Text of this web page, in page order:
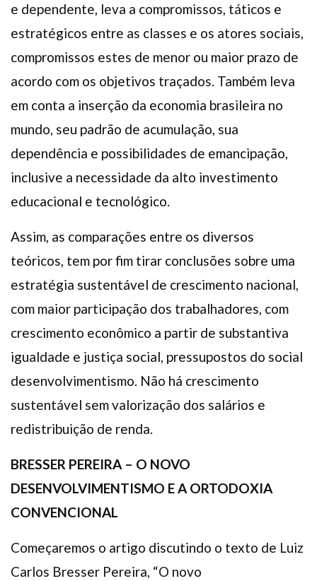
e dependente, leva a compromissos, táticos e
estratégicos entre as classes e os atores sociais,
compromissos estes de menor ou maior prazo de
acordo com os objetivos traçados. Também leva
em conta a inserção da economia brasileira no
mundo, seu padrão de acumulação, sua
dependência e possibilidades de emancipação,
inclusive a necessidade da alto investimento
educacional e tecnológico.
Assim, as comparações entre os diversos
teóricos, tem por fim tirar conclusões sobre uma
estratégia sustentável de crescimento nacional,
com maior participação dos trabalhadores, com
crescimento econômico a partir de substantiva
igualdade e justiça social, pressupostos do social
desenvolvimentismo. Não há crescimento
sustentável sem valorização dos salários e
redistribuição de renda.
BRESSER PEREIRA – O NOVO
DESENVOLVIMENTISMO E A ORTODOXIA
CONVENCIONAL
Começaremos o artigo discutindo o texto de Luiz
Carlos Bresser Pereira, “O novo